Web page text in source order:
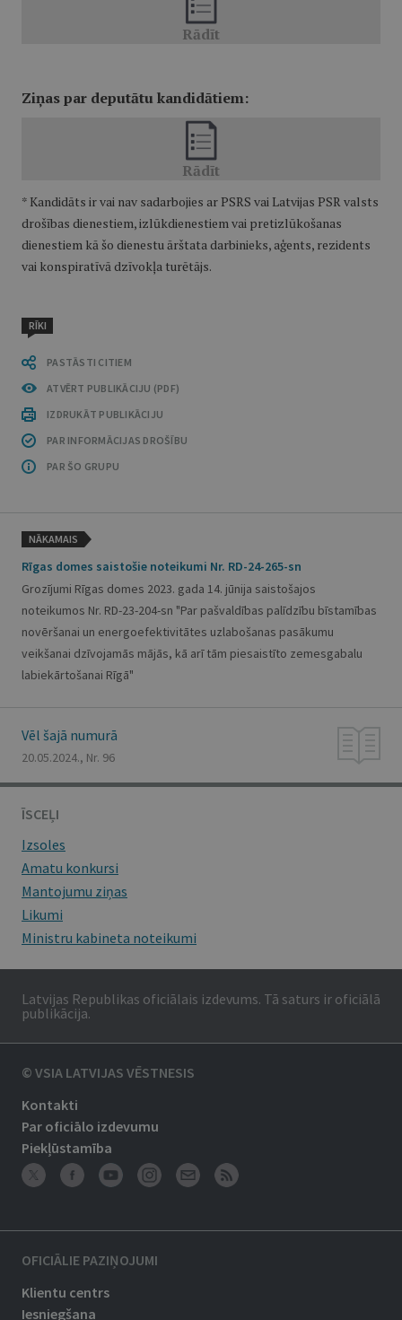
Ziņas par deputātu kandidātiem:
* Kandidāts ir vai nav sadarbojies ar PSRS vai Latvijas PSR valsts
drošības dienestiem, izlūkdienestiem vai pretizlūkošanas
dienestiem kā šo dienestu ārštata darbinieks, aģents, rezidents
vai konspiratīvā dzīvokļa turētājs.
RĪKI
PASTĀSTI CITIEM
ATVĒRT PUBLIKĀCIJU (PDF)
IZDRUKĀT PUBLIKĀCIJU
PAR INFORMĀCIJAS DROŠĪBU
PAR ŠO GRUPU
NĀKAMAIS
Rīgas domes saistošie noteikumi Nr. RD-24-265-sn
Grozījumi Rīgas domes 2023. gada 14. jūnija saistošajos
noteikumos Nr. RD-23-204-sn "Par pašvaldības palīdzību bīstamības
novēršanai un energoefektivitātes uzlabošanas pasākumu
veikšanai dzīvojamās mājās, kā arī tām piesaistīto zemesgabalu
labiekārtošanai Rīgā"
Vēl šajā numurā
20.05.2024., Nr. 96
ĪSCEĻI
Izsoles
Amatu konkursi
Mantojumu ziņas
Likumi
Ministru kabineta noteikumi
Latvijas Republikas oficiālais izdevums. Tā saturs ir oficiālā
publikācija.
© VSIA LATVIJAS VĒSTNESIS
Kontakti
Par oficiālo izdevumu
Piekļūstamība
OFICIĀLIE PAZIŅOJUMI
Klientu centrs
Iesniegšana